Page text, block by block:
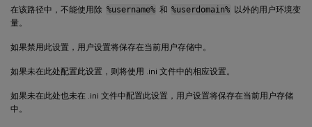
在该路径中，不能使用除 %username% 和 %userdomain% 以外的用户环境变
量。
如果禁用此设置，用户设置将保存在当前用户存储中。
如果未在此处配置此设置，则将使用 .ini 文件中的相应设置。
如果未在此处也未在 .ini 文件中配置此设置，用户设置将保存在当前用户存储
中。